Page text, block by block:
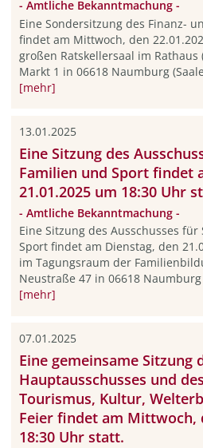
- Amtliche Bekanntmachung -
Eine Sondersitzung des Finanz-
findet am Mittwoch, den
großen Ratskellersaal im
Markt 1 in 06618 Naumburg
[mehr]
13.01.2025
Eine Sitzung des
Familien und Sport findet
21.01.2025 um 18:30 Uhr
- Amtliche Bekanntmachung -
Eine Sitzung des Ausschusses
Sport findet am Dienstag, den
im Tagungsraum der
Neustraße 47 in 06618
[mehr]
07.01.2025
Eine gemeinsame Sitzung
Hauptausschusses und
Tourismus, Kultur,
Feier findet am Mittwoch,
18:30 Uhr statt.